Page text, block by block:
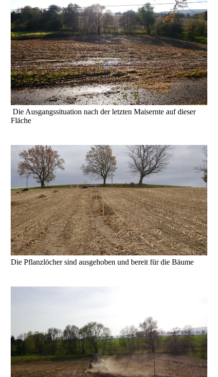
Die Ausgangssituation nach der letzten Maisernte auf dieser
Fläche
Die Pflanzlöcher sind ausgehoben und bereit für die Bäume